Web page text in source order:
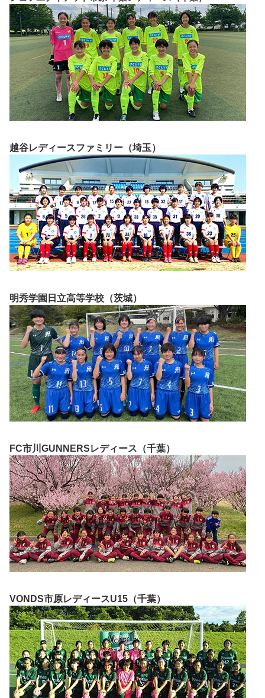
越谷レディースファミリー（埼玉）
明秀学園日立高等学校（茨城）
FC市川GUNNERSレディース（千葉）
VONDS市原レディースU15（千葉）